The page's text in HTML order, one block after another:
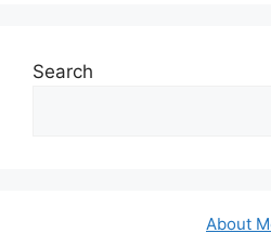
Search
About